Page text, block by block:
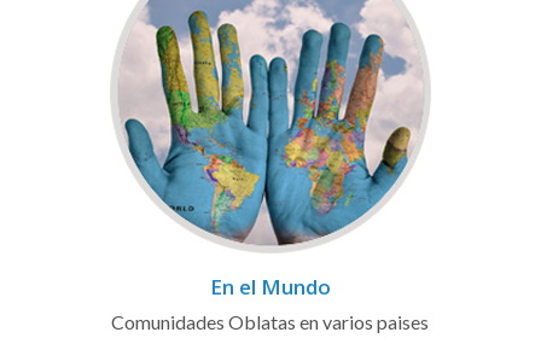
En el Mundo
Comunidades Oblatas en varios paises